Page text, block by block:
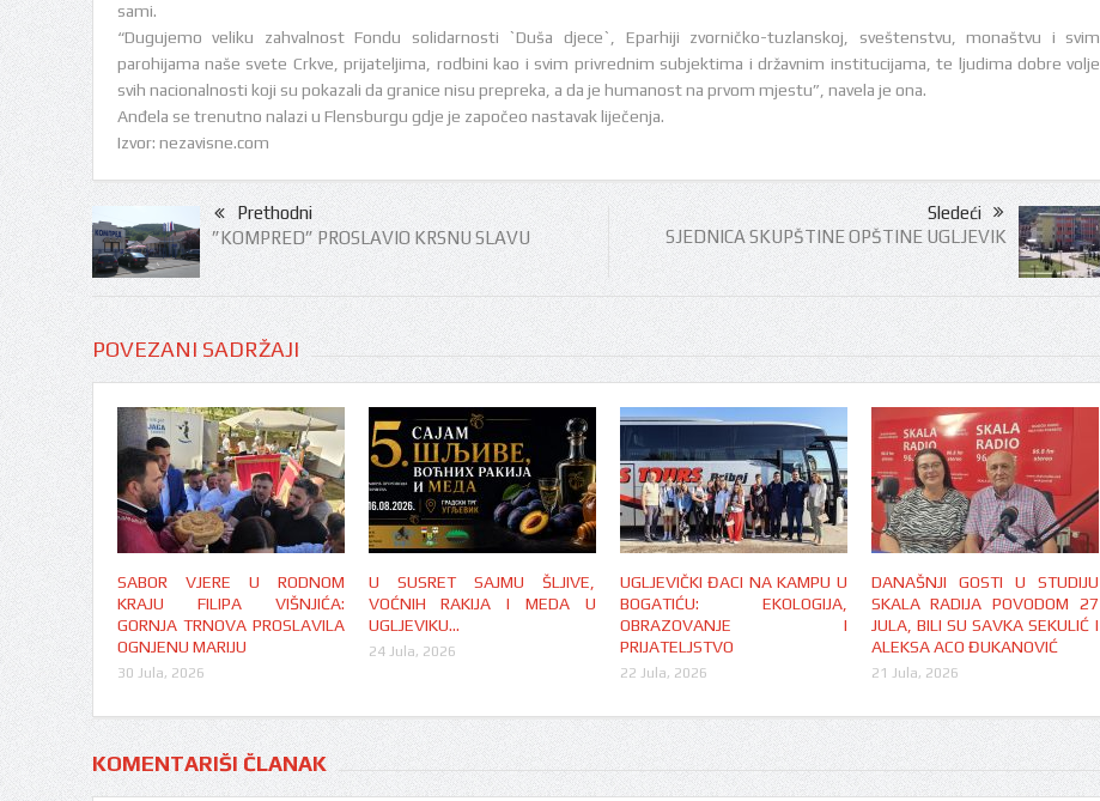
sami.
“Dugujemo veliku zahvalnost Fondu solidarnosti `Duša djece`, Eparhiji zvorničko-tuzlanskoj, sveštenstvu, monaštvu i svim
parohijama naše svete Crkve, prijateljima, rodbini kao i svim privrednim subjektima i državnim institucijama, te ljudima dobre volje
svih nacionalnosti koji su pokazali da granice nisu prepreka, a da je humanost na prvom mjestu”, navela je ona.
Anđela se trenutno nalazi u Flensburgu gdje je započeo nastavak liječenja.
Izvor: nezavisne.com
Prethodni
”KOMPRED” PROSLAVIO KRSNU SLAVU
Sledeći
SJEDNICA SKUPŠTINE OPŠTINE UGLJEVIK
POVEZANI SADRŽAJI
SABOR VJERE U RODNOM
KRAJU FILIPA VIŠNJIĆA:
GORNJA TRNOVA PROSLAVILA
OGNJENU MARIJU
30 Jula, 2026
U SUSRET SAJMU ŠLJIVE,
VOĆNIH RAKIJA I MEDA U
UGLJEVIKU…
24 Jula, 2026
UGLJEVIČKI ĐACI NA KAMPU U
BOGATIĆU: EKOLOGIJA,
OBRAZOVANJE I
PRIJATELJSTVO
22 Jula, 2026
DANAŠNJI GOSTI U STUDIJU
SKALA RADIJA POVODOM 27
JULA, BILI SU SAVKA SEKULIĆ I
ALEKSA ACO ĐUKANOVIĆ
21 Jula, 2026
KOMENTARIŠI ČLANAK